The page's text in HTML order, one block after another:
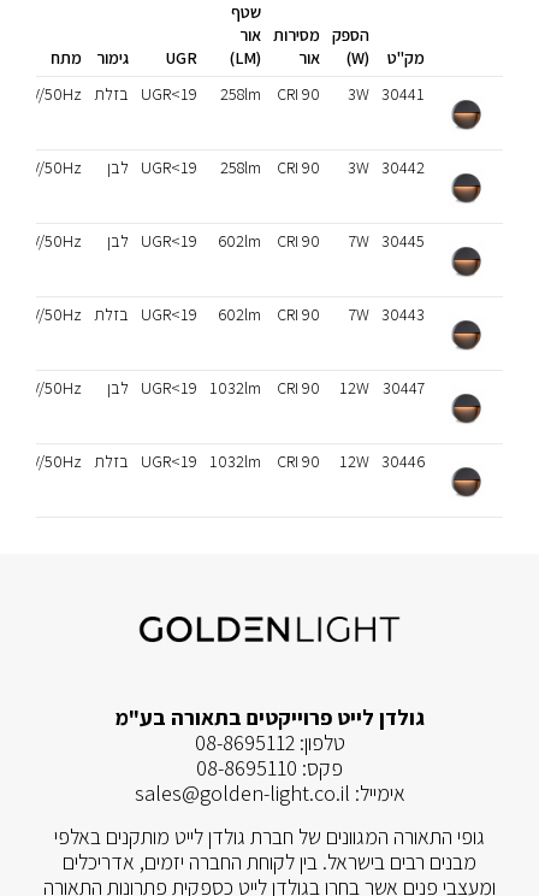
מק"ט
הספק
(W)
מסירות
אור
שטף
אור
(LM)
UGR גימור
מתח
30441
3W
CRI 90
258lm
UGR<19 בזלת 230V/50Hz
30442
3W
CRI 90
258lm
UGR<19 לבן 230V/50Hz
30445
7W
CRI 90
602lm
UGR<19 לבן 230V/50Hz
30443
7W
CRI 90
602lm
UGR<19 בזלת 230V/50Hz
30447
12W
CRI 90
1032lm
UGR<19 לבן 230V/50Hz
30446
12W
CRI 90
1032lm
UGR<19 בזלת 230V/50Hz
גולדן לייט פרוייקטים בתאורה בע"מ
טלפון:08-8695112
פקס: 08-8695110
אימייל: sales@golden-light.co.il
גופי התאורה המגוונים של חברת גולדן לייט מותקנים באלפי
מבנים רבים בישראל. בין לקוחת החברה יזמים, אדריכלים
ומעצבי פנים אשר בחרו בגולדן לייט כספקית פתרונות התאורה